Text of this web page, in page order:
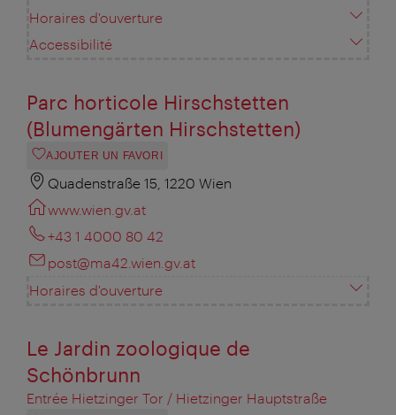
Horaires d'ouverture
Accessibilité
Parc horticole Hirschstetten
(Blumengärten Hirschstetten)
AJOUTER UN FAVORI
Quadenstraße 15, 1220 Wien
www.wien.gv.at
+43 1 4000 80 42
post@ma42.wien.gv.at
Horaires d'ouverture
Le Jardin zoologique de
Schönbrunn
Entrée Hietzinger Tor / Hietzinger Hauptstraße